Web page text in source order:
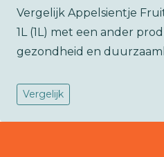
Vergelijk Appelsientje
1L (1L) met een ander
gezondheid en
Vergelijk